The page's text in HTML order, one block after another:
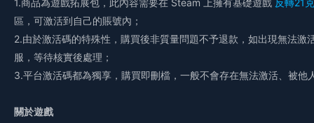
1.商品為遊戲拓展包，此內容需要在 Steam 上擁有基礎遊戲 反轉21克
區，可激活到自己的賬號內；
2.由於激活碼的特殊性，購買後非質量問題不予退款，如出現無法
服，等待核實後處理；
3.平台激活碼都為獨享，購買即刪檔，一般不會存在無法激活、被他
關於遊戲